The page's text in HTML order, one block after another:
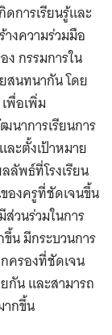
ดการเรียนรู้และ
งความร่วมมือ
กรรมการใน
สนทนากัน โดย
เพื่อเพิ่ม
นาการเรียนการ
ะตั้งเป้าหมาย
ลัพธ์ที่โรงเรียน
องครูที่ชัดเจนขึ้น
วนร่วมในการ
ขึ้น มีกระบวนการ
ครองที่ชัดเจน
กัน และสามารถ
ากขึ้น